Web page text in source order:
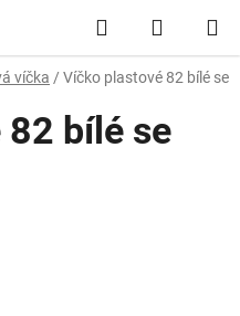
Hledat
KOŠÍK
víčka / Víčko plastové 82 bílé se
bílé se